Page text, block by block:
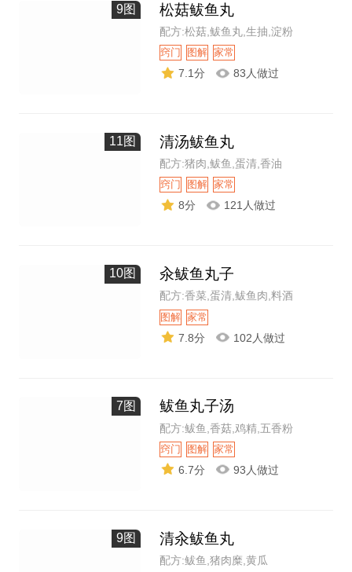
9图 松菇鲅鱼丸
配方:松菇,鲅鱼丸,生抽,淀粉
窍门 图解 家常
7.1分 83人做过
11图 清汤鲅鱼丸
配方:猪肉,鲅鱼,蛋清,香油
窍门 图解 家常
8分 121人做过
10图 汆鲅鱼丸子
配方:香菜,蛋清,鲅鱼肉,料酒
图解 家常
7.8分 102人做过
7图 鲅鱼丸子汤
配方:鲅鱼,香菇,鸡精,五香粉
窍门 图解 家常
6.7分 93人做过
9图 清汆鲅鱼丸
配方:鲅鱼,猪肉糜,黄瓜